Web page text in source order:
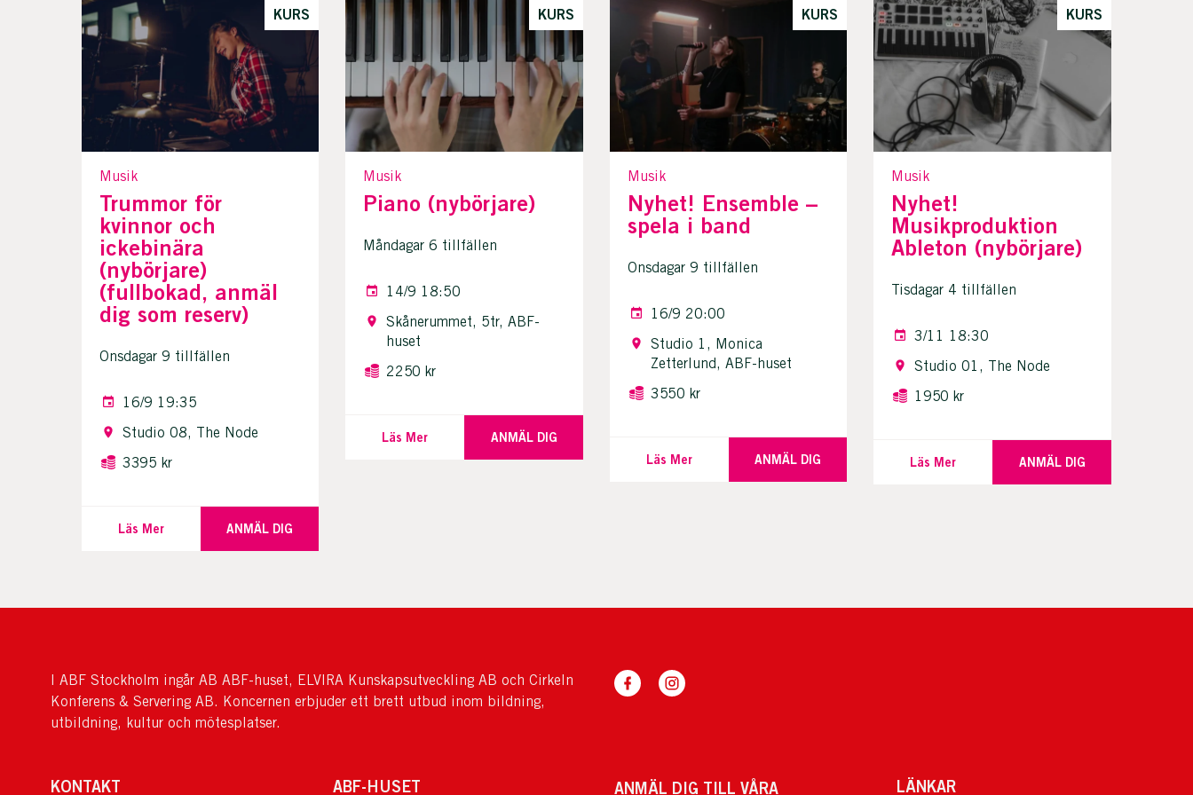
KURS
Musik
Trummor för
kvinnor och
ickebinära
(nybörjare)
(fullbokad, anmäl
dig som reserv)
Onsdagar 9 tillfällen
16/9 19:35
Studio 08, The Node
3395 kr
Läs Mer ANMÄL DIG
KURS
Musik
Piano (nybörjare)
Måndagar 6 tillfällen
14/9 18:50
Skånerummet, 5tr, ABF-
huset
2250 kr
Läs Mer ANMÄL DIG
KURS
Musik
Nyhet! Ensemble –
spela i band
Onsdagar 9 tillfällen
16/9 20:00
Studio 1, Monica
Zetterlund, ABF-huset
3550 kr
Läs Mer ANMÄL DIG
KURS
Musik
Nyhet!
Musikproduktion
Ableton (nybörjare)
Tisdagar 4 tillfällen
3/11 18:30
Studio 01, The Node
1950 kr
Läs Mer ANMÄL DIG
I ABF Stockholm ingår AB ABF-huset, ELVIRA Kunskapsutveckling AB och Cirkeln
Konferens & Servering AB. Koncernen erbjuder ett brett utbud inom bildning,
utbildning, kultur och mötesplatser.
KONTAKT ABF-HUSET ANMÄL DIG TILL VÅRA LÄNKAR